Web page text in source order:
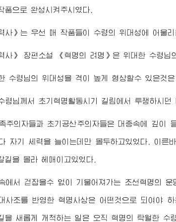
품으로 완성시켜주시였다.
사》는 우선 매 작품들이 수령 의 위대성에 어울
사》 장편소설 《혁명의 려명》은 위대한 수령님
수령님 의 위대성을 격이 높게 형상할수 있은것
령님께서 초기혁명활동시기 길림에서 투쟁하시던
주의자들과 초기공산주의자들은 대중속에 깊이
자기 세력을 늘이는데만 몰두하고있었다. 이른
길을 몰라 헤매이고있었다.
에서 걷잡을수 없이 기울어져가는 조선혁명의
사조를 반영한 혁명사상은 어떤것으로 되여야
을 새롭게 개척하는 일은 오직 혁명의 탁월한 수령